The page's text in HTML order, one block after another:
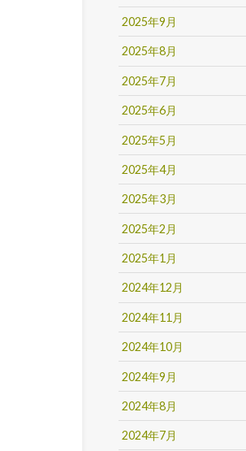
2025年9月
2025年8月
2025年7月
2025年6月
2025年5月
2025年4月
2025年3月
2025年2月
2025年1月
2024年12月
2024年11月
2024年10月
2024年9月
2024年8月
2024年7月